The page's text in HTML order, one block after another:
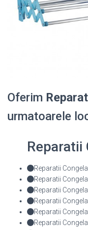
Oferim
urmatoarele
Reparatii
Reparatii
Reparatii
Reparatii
Reparatii
Reparatii
Reparatii